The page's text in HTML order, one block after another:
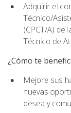
Adquirir el
Técnico/
(CPCT/A) de
Técnico de
¿Cómo te
Mejore sus
nuevas
desea y